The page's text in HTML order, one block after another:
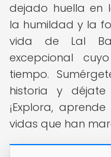
dejado huella en
la humildad y la
vida de Lal
excepcional
tiempo.
historia y
¡Explora,
vidas que han